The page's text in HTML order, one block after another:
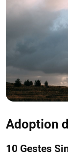
Adoption
10 Gestes